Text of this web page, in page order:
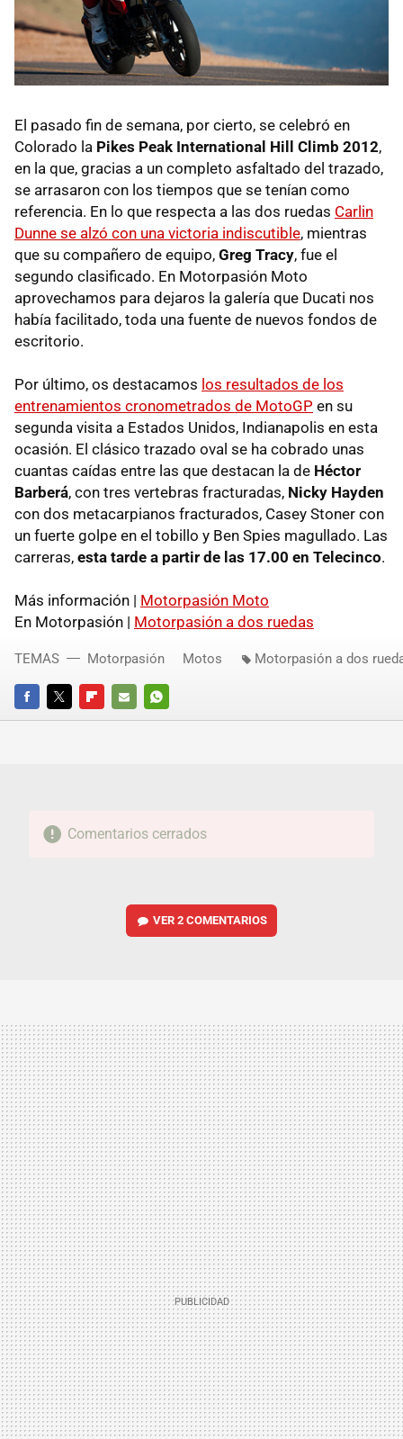
El pasado fin de semana, por cierto, se celebró en
Colorado la Pikes Peak International Hill Climb 2012,
en la que, gracias a un completo asfaltado del trazado,
se arrasaron con los tiempos que se tenían como
referencia. En lo que respecta a las dos ruedas Carlin
Dunne se alzó con una victoria indiscutible, mientras
que su compañero de equipo, Greg Tracy, fue el
segundo clasificado. En Motorpasión Moto
aprovechamos para dejaros la galería que Ducati nos
había facilitado, toda una fuente de nuevos fondos de
escritorio.
Por último, os destacamos los resultados de los
entrenamientos cronometrados de MotoGP en su
segunda visita a Estados Unidos, Indianapolis en esta
ocasión. El clásico trazado oval se ha cobrado unas
cuantas caídas entre las que destacan la de Héctor
Barberá, con tres vertebras fracturadas, Nicky Hayden
con dos metacarpianos fracturados, Casey Stoner con
un fuerte golpe en el tobillo y Ben Spies magullado. Las
carreras, esta tarde a partir de las 17.00 en Telecinco.
Más información | Motorpasión Moto
En Motorpasión | Motorpasión a dos ruedas
FACEBOOKTWITTERFLIPBOARD
E-
WHATSAPP
TEMAS Motorpasión Motos Motorpasión a dos
Comentarios cerrados
VER2 COMENTARIOS